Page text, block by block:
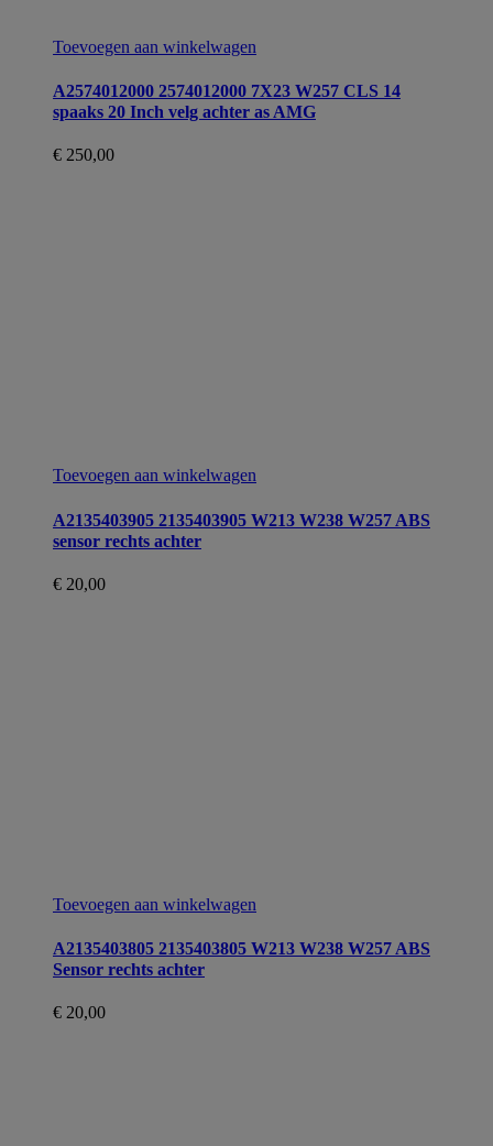
Toevoegen aan winkelwagen
A2574012000 2574012000 7X23 W257 CLS 14
spaaks 20 Inch velg achter as AMG
€ 250,00
Toevoegen aan winkelwagen
A2135403905 2135403905 W213 W238 W257 ABS
sensor rechts achter
€ 20,00
Toevoegen aan winkelwagen
A2135403805 2135403805 W213 W238 W257 ABS
Sensor rechts achter
€ 20,00